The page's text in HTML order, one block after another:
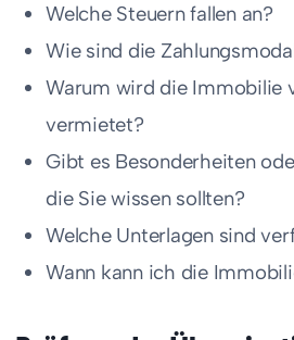
Welche Steuern fallen an?
Wie sind die
Warum wird die Immobilie
vermietet?
Gibt es Besonderheiten
die Sie wissen sollten?
Welche Unterlagen sind
Wann kann ich die